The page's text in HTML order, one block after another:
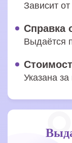
Зависит
Справка
Выдаётся
Указана